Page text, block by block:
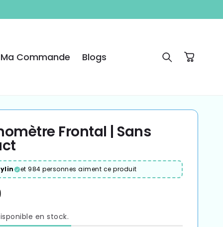
Commande Blogs Panier
Frontal | Sans
et 984 personnes aiment ce produit
en stock.